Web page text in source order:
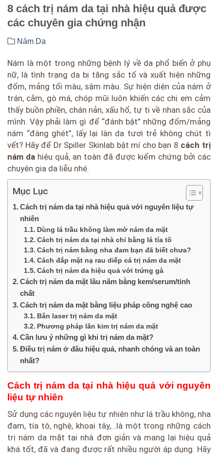
8 cách trị nám da tại nhà hiệu quả được
các chuyên gia chứng nhận
Nám Da
Nám là một trong những bệnh lý về da phổ biến ở phụ
nữ, là tình trạng da bị tăng sắc tố và xuất hiện những
đốm, mảng tối màu, sậm màu. Sự hiện diện của nám ở
trán, cằm, gò má, chóp mũi luôn khiến các chị em cảm
thấy buồn phiền, chán nản, xấu hổ, tự ti về nhan sắc của
mình. Vậy phải làm gì để “đánh bật” những đốm/mảng
nám “đáng ghét”, lấy lại làn da tươi trẻ không chút tì
vết? Hãy để Dr Spiller Skinlab bật mí cho bạn 8 cách trị
nám da hiệu quả, an toàn đã được kiểm chứng bởi các
chuyên gia da liễu nhé.
Mục Lục
Cách trị nám da tại nhà hiệu quả với nguyên liệu tự
nhiên
Dùng lá trầu không làm mờ nám da mặt
Cách trị nám da tại nhà chỉ bằng lá tía tô
Cách trị nám bằng nha đam bạn đã biết chưa?
Cách đắp mặt nạ rau diếp cá trị nám da mặt
Cách trị nám da hiệu quả với trứng gà
Cách trị nám da mặt lâu năm bằng kem/serum/tinh
chất
Cách trị nám da mặt bằng liệu pháp công nghệ cao
Bắn laser trị nám da mặt
Phương pháp lăn kim trị nám da mặt
Cần lưu ý những gì khi trị nám da mặt?
Điều trị nám ở đâu hiệu quả, nhanh chóng và an toàn
nhất?
Cách trị nám da tại nhà hiệu quả với nguyên
liệu tự nhiên
Sử dụng các nguyên liệu tự nhiên như lá trầu không, nha
đam, tía tô, nghệ, khoai tây,…là một trong những cách
trị nám da mặt tại nhà đơn giản và mang lại hiệu quả
khá tốt, đã và đang được rất nhiều người áp dụng. Hãy